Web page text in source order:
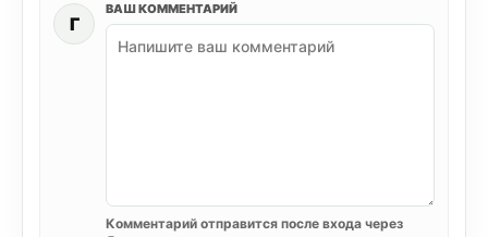
Г
ВАШ КОММЕНТАРИЙ
Комментарий отправится после входа через